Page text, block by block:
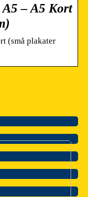
– A5 Kort
(små plakater